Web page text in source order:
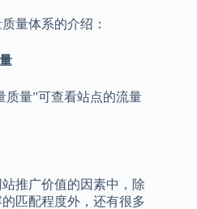
量体系的介绍：
质量”可查看站点的流量
推广价值的因素中，除
匹配程度外，还有很多